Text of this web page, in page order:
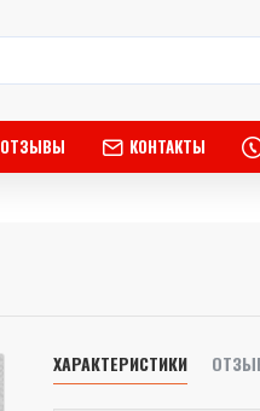
ОТЗЫВЫ КОНТАКТЫ
ХАРАКТЕРИСТИКИ